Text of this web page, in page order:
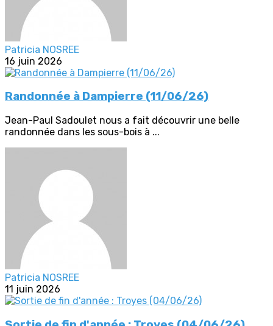
Patricia NOSREE
16 juin 2026
Randonnée à Dampierre (11/06/26)
Jean-Paul Sadoulet nous a fait découvrir une belle
randonnée dans les sous-bois à ...
Patricia NOSREE
11 juin 2026